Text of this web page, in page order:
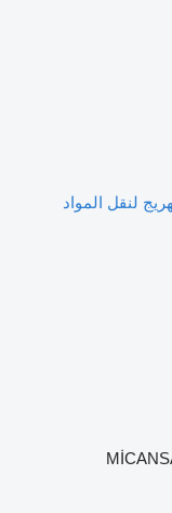
لنقل المواد